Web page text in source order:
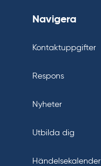
Navigera
Kontaktuppgifter
Respons
Nyheter
Utbilda dig
Händelsekalender